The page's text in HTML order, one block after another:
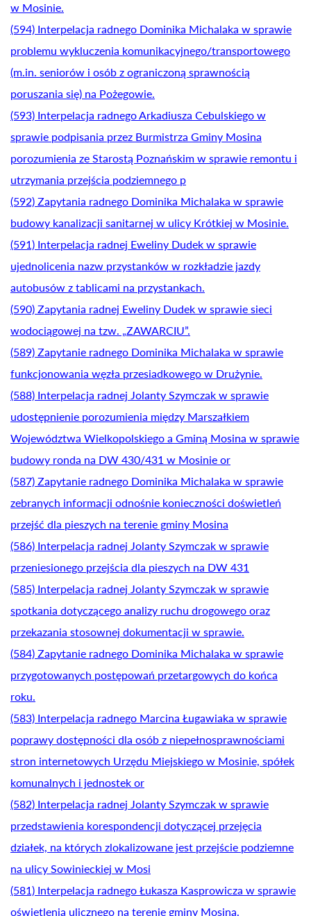
w Mosinie.
(594) Interpelacja radnego Dominika Michalaka w sprawie
problemu wykluczenia komunikacyjnego/transportowego
(m.in. seniorów i osób z ograniczoną sprawnością
poruszania się) na Pożegowie.
(593) Interpelacja radnego Arkadiusza Cebulskiego w
sprawie podpisania przez Burmistrza Gminy Mosina
porozumienia ze Starostą Poznańskim w sprawie remontu i
utrzymania przejścia podziemnego p
(592) Zapytania radnego Dominika Michalaka w sprawie
budowy kanalizacji sanitarnej w ulicy Krótkiej w Mosinie.
(591) Interpelacja radnej Eweliny Dudek w sprawie
ujednolicenia nazw przystanków w rozkładzie jazdy
autobusów z tablicami na przystankach.
(590) Zapytania radnej Eweliny Dudek w sprawie sieci
wodociągowej na tzw. „ZAWARCIU”.
(589) Zapytanie radnego Dominika Michalaka w sprawie
funkcjonowania węzła przesiadkowego w Drużynie.
(588) Interpelacja radnej Jolanty Szymczak w sprawie
udostępnienie porozumienia między Marszałkiem
Województwa Wielkopolskiego a Gminą Mosina w sprawie
budowy ronda na DW 430/431 w Mosinie or
(587) Zapytanie radnego Dominika Michalaka w sprawie
zebranych informacji odnośnie konieczności doświetleń
przejść dla pieszych na terenie gminy Mosina
(586) Interpelacja radnej Jolanty Szymczak w sprawie
przeniesionego przejścia dla pieszych na DW 431
(585) Interpelacja radnej Jolanty Szymczak w sprawie
spotkania dotyczącego analizy ruchu drogowego oraz
przekazania stosownej dokumentacji w sprawie.
(584) Zapytanie radnego Dominika Michalaka w sprawie
przygotowanych postępowań przetargowych do końca
roku.
(583) Interpelacja radnego Marcina Ługawiaka w sprawie
poprawy dostępności dla osób z niepełnosprawnościami
stron internetowych Urzędu Miejskiego w Mosinie, spółek
komunalnych i jednostek or
(582) Interpelacja radnej Jolanty Szymczak w sprawie
przedstawienia korespondencji dotyczącej przejęcia
działek, na których zlokalizowane jest przejście podziemne
na ulicy Sowinieckiej w Mosi
(581) Interpelacja radnego Łukasza Kasprowicza w sprawie
oświetlenia ulicznego na terenie gminy Mosina.